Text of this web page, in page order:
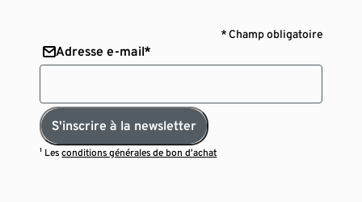
* Champ obligatoire
Adresse e-mail*
S'inscrire à la newsletter
¹ Lesconditions générales de bon d’achat